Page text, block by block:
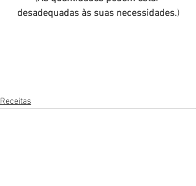
desadequadas às suas necessidades.)
Receitas